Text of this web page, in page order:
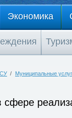
Экономика
/ Муниципальные
сфере